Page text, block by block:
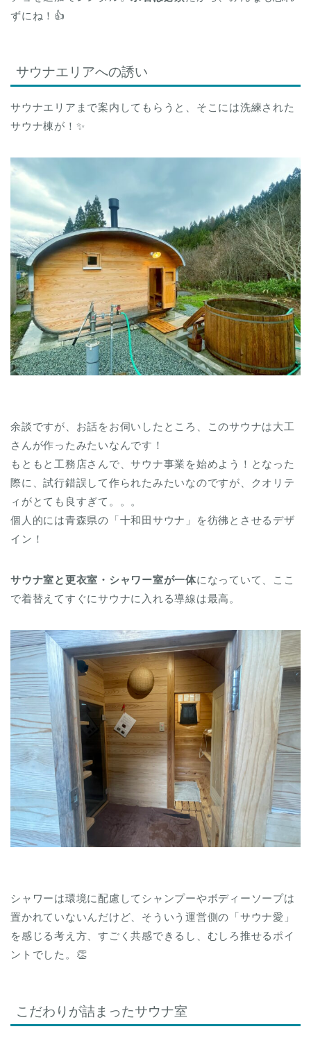
ずにね！👍
サウナエリアへの誘い
サウナエリアまで案内してもらうと、そこには洗練された
サウナ棟が！✨
余談ですが、お話をお伺いしたところ、このサウナは大工
さんが作ったみたいなんです！
もともと工務店さんで、サウナ事業を始めよう！となった
際に、試行錯誤して作られたみたいなのですが、クオリテ
ィがとても良すぎて。。。
個人的には青森県の「十和田サウナ」を彷彿とさせるデザ
イン！
サウナ室と更衣室・シャワー室が一体になっていて、ここ
で着替えてすぐにサウナに入れる導線は最高。
シャワーは環境に配慮してシャンプーやボディーソープは
置かれていないんだけど、そういう運営側の「サウナ愛」
を感じる考え方、すごく共感できるし、むしろ推せるポイ
ントでした。👏
こだわりが詰まったサウナ室